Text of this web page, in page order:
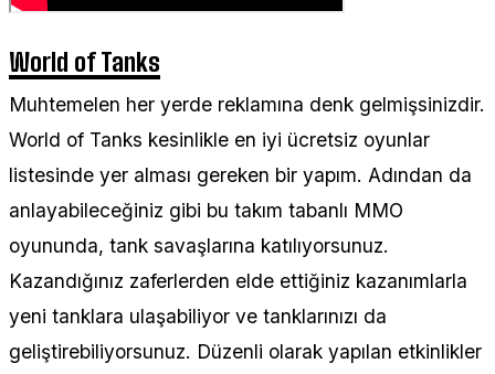
World of Tanks
Muhtemelen her yerde reklamına denk gelmişsinizdir.
World of Tanks kesinlikle en iyi ücretsiz oyunlar
listesinde yer alması gereken bir yapım. Adından da
anlayabileceğiniz gibi bu takım tabanlı MMO
oyununda, tank savaşlarına katılıyorsunuz.
Kazandığınız zaferlerden elde ettiğiniz kazanımlarla
yeni tanklara ulaşabiliyor ve tanklarınızı da
geliştirebiliyorsunuz. Düzenli olarak yapılan etkinlikler